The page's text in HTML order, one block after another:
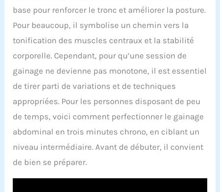
base pour renforcer le tronc et améliorer la posture.
Pour beaucoup, il symbolise un chemin vers la
tonification des muscles centraux et la stabilité
corporelle. Cependant, pour qu’une session de
gainage ne devienne pas monotone, il est essentiel
de tirer parti de variations et de techniques
appropriées. Pour les personnes disposant de peu
de temps, voici comment perfectionner le gainage
abdominal en trois minutes chrono, en ciblant un
niveau intermédiaire. Avant de débuter, il convient
de bien se préparer.